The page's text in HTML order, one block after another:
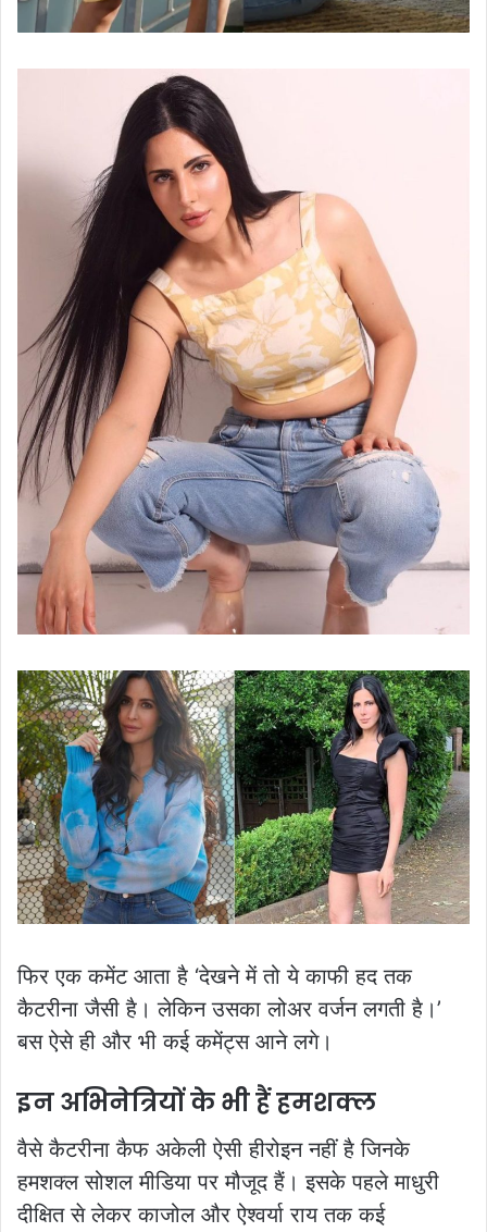
फिर एक कमेंट आता है ‘देखने में तो ये काफी हद तक
कैटरीना जैसी है। लेकिन उसका लोअर वर्जन लगती है।’
बस ऐसे ही और भी कई कमेंट्स आने लगे।
इन अभिनेत्रियों के भी हैं हमशक्ल
वैसे कैटरीना कैफ अकेली ऐसी हीरोइन नहीं है जिनके
हमशक्ल सोशल मीडिया पर मौजूद हैं। इसके पहले माधुरी
दीक्षित से लेकर काजोल और ऐश्वर्या राय तक कई